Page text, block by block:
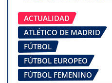
ACTUALIDAD
ATLÉTICO DE MADRID
FÚTBOL
FÚTBOL EUROPEO
FÚTBOL FEMENINO